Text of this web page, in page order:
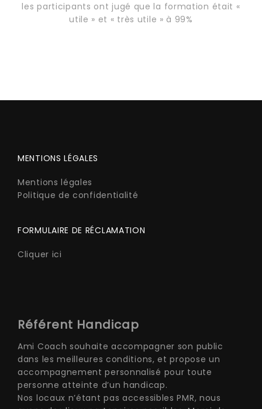
les participants ont jugé que la formation était «
utile » et « très utile » à 99%
MENTIONS LÉGALES
Mentions légales
Politique de confidentialité
FORMULAIRE DE RÉCLAMATION
Cliquer ici
Référent Handicap
Ami Coach souhaite accompagner son public
dans les meilleures conditions, et propose un
accompagnement personnalisé pour toute
personne atteinte d’un handicap.
Nos locaux n’étant pas accessibles PMR, nous